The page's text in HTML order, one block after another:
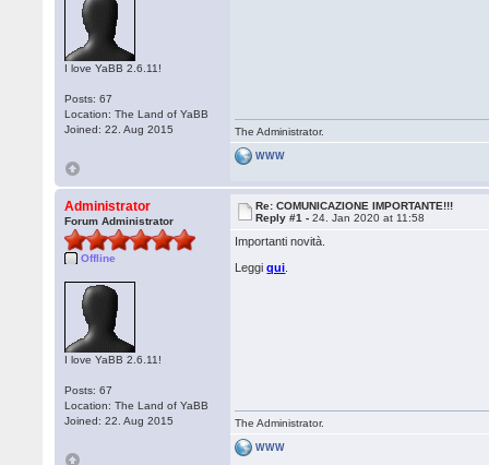
I love YaBB 2.6.11!
Posts: 67
Location: The Land of YaBB
Joined: 22. Aug 2015
The Administrator.
WWW
Administrator
Forum Administrator
Offline
I love YaBB 2.6.11!
Posts: 67
Location: The Land of YaBB
Joined: 22. Aug 2015
Re: COMUNICAZIONE IMPORTANTE!!!
Reply #1 -24. Jan 2020 at 11:58
Importanti novità.
Leggiqui
The Administrator.
WWW